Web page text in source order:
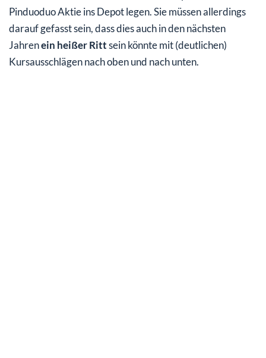
Pinduoduo Aktie ins Depot legen. Sie müssen allerdings
darauf gefasst sein, dass dies auch in den nächsten
Jahrenein heißer Rittsein könnte mit (deutlichen)
Kursausschlägen nach oben und nach unten.